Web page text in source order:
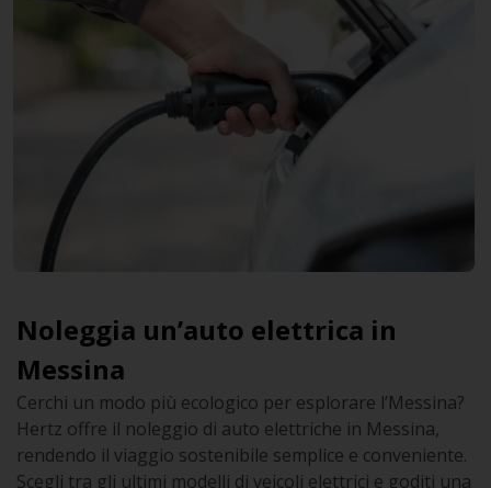
Noleggia un’auto elettrica in
Messina
Cerchi un modo più ecologico per esplorare l’Messina?
Hertz offre il noleggio di auto elettriche in Messina,
rendendo il viaggio sostenibile semplice e conveniente.
Scegli tra gli ultimi modelli di veicoli elettrici e goditi una